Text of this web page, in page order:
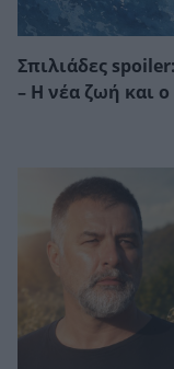
Σπιλιάδες
– Η νέα ζωή και